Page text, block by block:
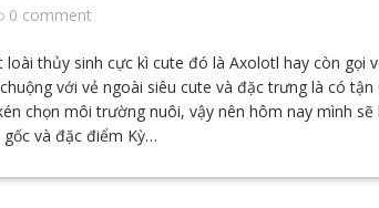
0 comment
loài thủy sinh cực kì cute đó là Axolotl hay còn gọi
với vẻ ngoài siêu cute và đặc trưng là có
chọn môi trường nuôi, vậy nên hôm nay mình
và đặc điểm Kỳ…